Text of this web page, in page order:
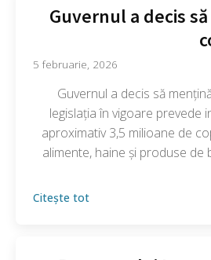
Guvernul a decis
5 februarie, 2026
Guvernul a decis să
legislația în vigoare
aproximativ 3,5 milioane de
alimente, haine și produse
Citește tot